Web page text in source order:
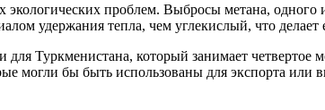
экологических проблем. Выбросы метана,
удержания тепла, чем углекислый, что
для Туркменистана, который занимает
могли бы быть использованы для экспорта или